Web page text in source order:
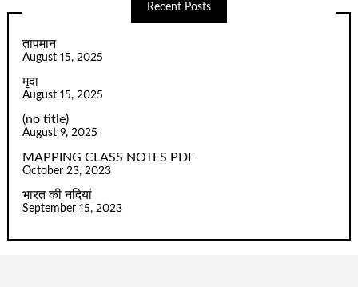
Recent Posts
तापमान
August 15, 2025
मृदा
August 15, 2025
(no title)
August 9, 2025
MAPPING CLASS NOTES PDF
October 23, 2023
भारत की नदियां
September 15, 2023